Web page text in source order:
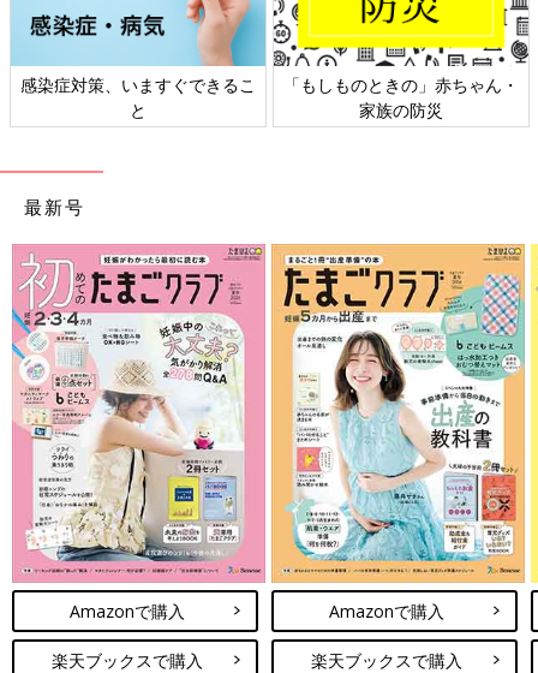
感染症対策、いますぐできるこ
と
「もしものときの」赤ちゃん・
家族の防災
最新号
Amazonで購入
楽天ブックスで購入
Amazonで購入
楽天ブックスで購入